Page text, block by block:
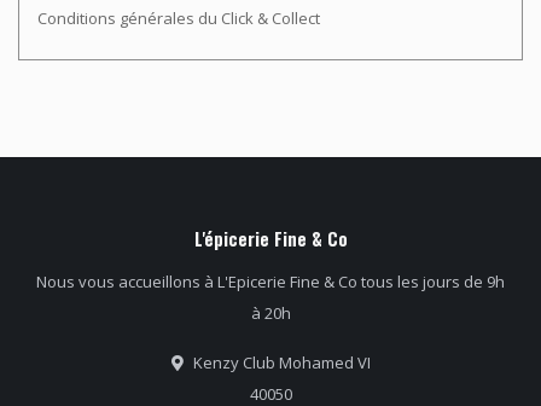
Conditions générales du Click & Collect
L'épicerie Fine & Co
Nous vous accueillons à L'Epicerie Fine & Co tous les jours de 9h
à 20h
Kenzy Club Mohamed VI
40050